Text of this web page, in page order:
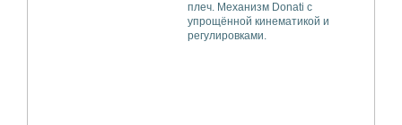
плеч. Механизм Donati с
упрощённой кинематикой и
регулировками.